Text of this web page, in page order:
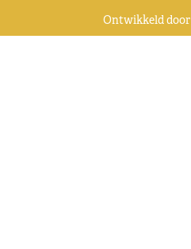
Ontwikkeld door